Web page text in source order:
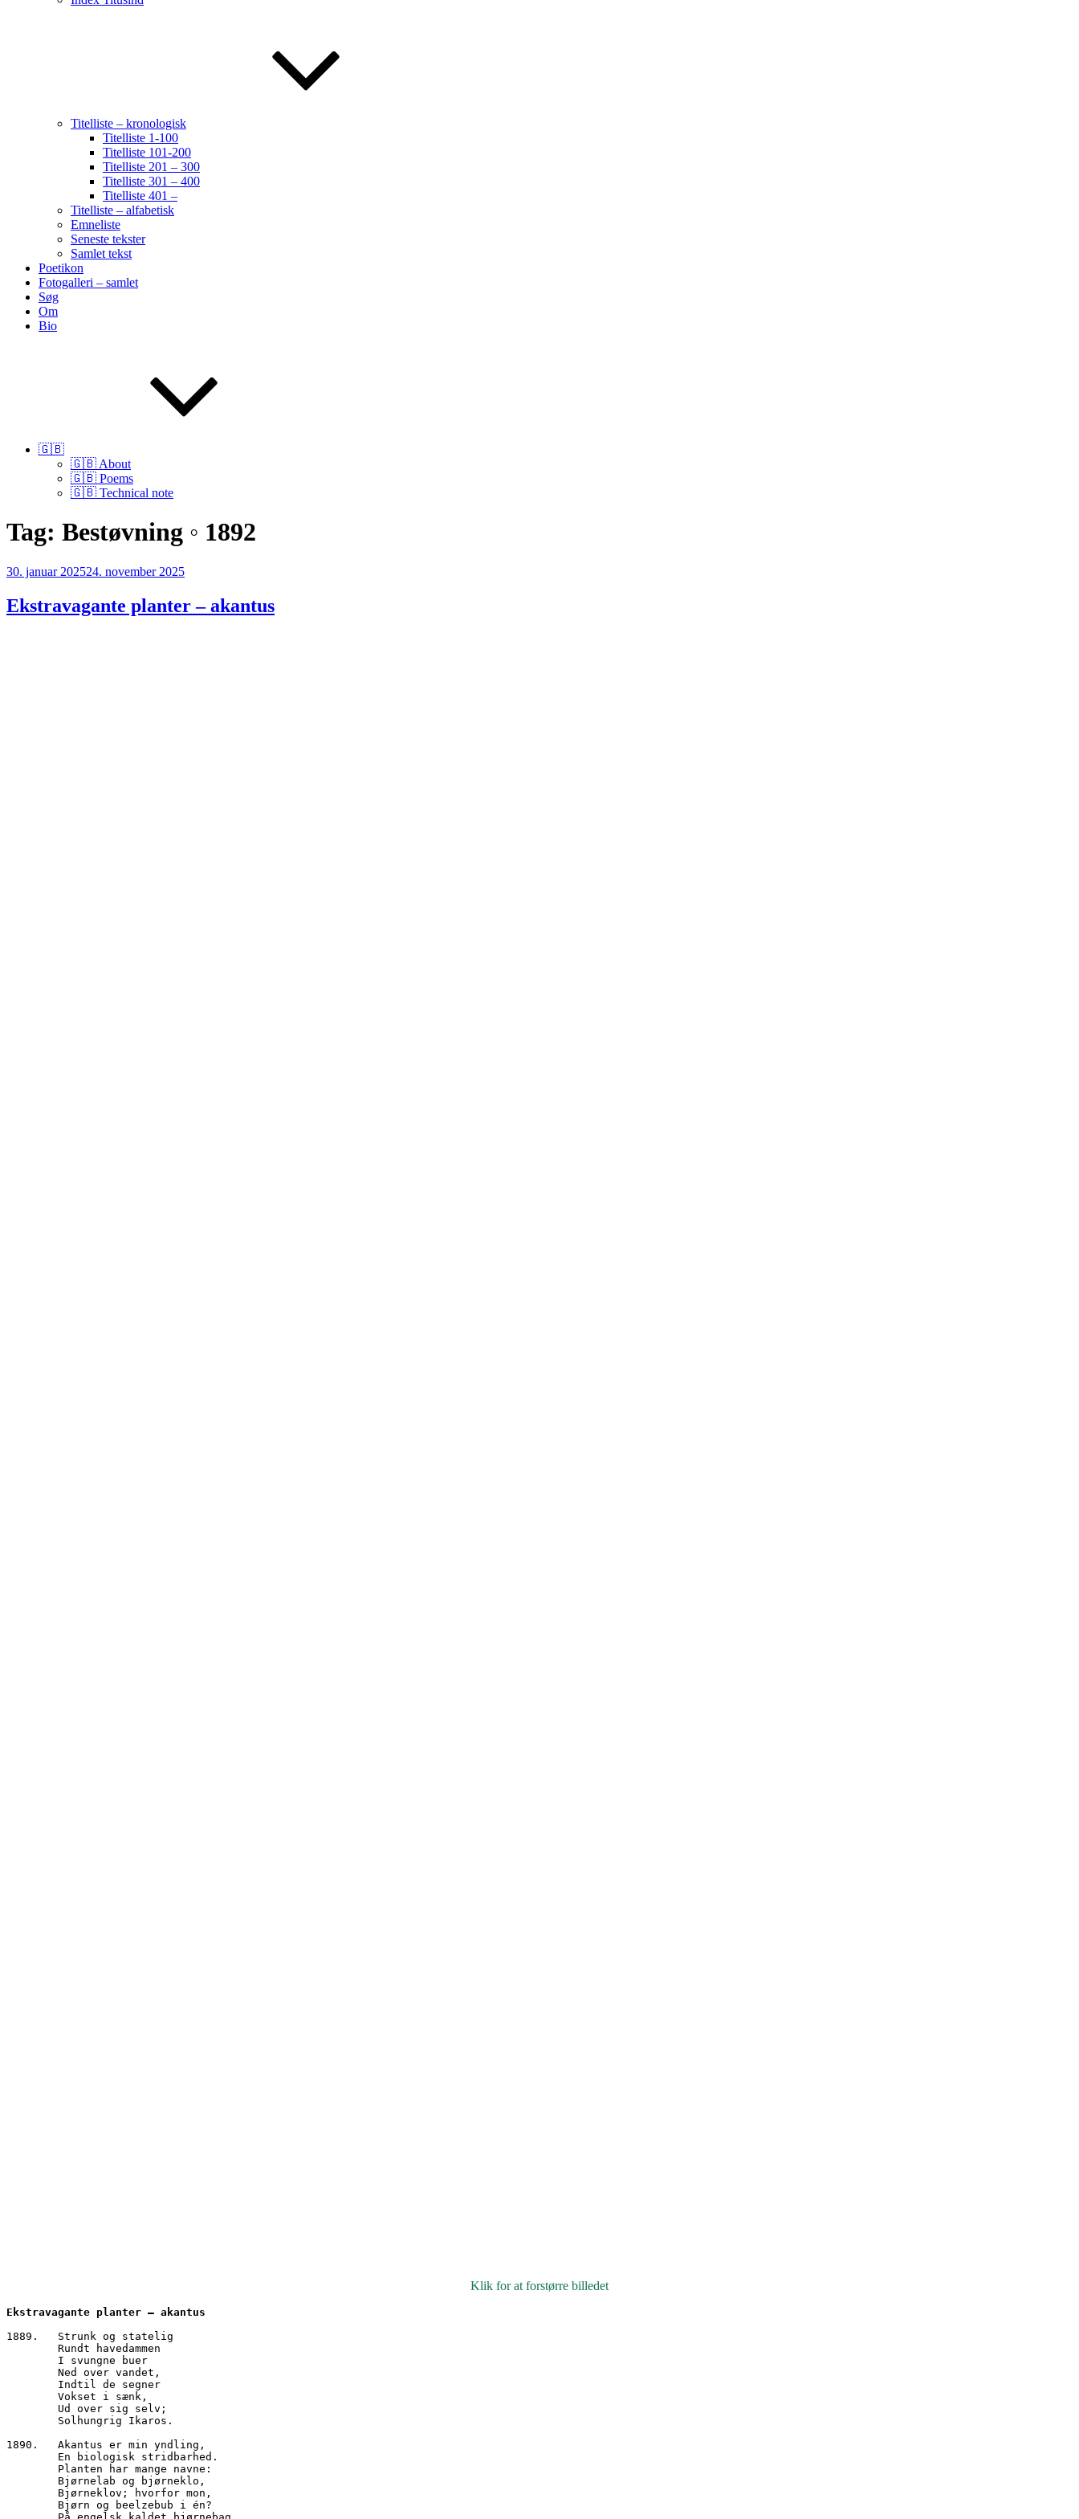
Titelliste – kronologisk
Titelliste 1-100
Titelliste 101-200
Titelliste 201 – 300
Titelliste 301 – 400
Titelliste 401 –
Titelliste – alfabetisk
Emneliste
Seneste tekster
Samlet tekst
Poetikon
Fotogalleri – samlet
Søg
Om
Bio
🇬🇧
🇬🇧 About
🇬🇧 Poems
🇬🇧 Technical note
Tag: Bestøvning ◦ 1892
Udgivet
30. januar 202524. november 2025
Ekstravagante planter – akantus
Klik for at forstørre billedet
Ekstravagante planter – akantus
1889.	Strunk og statelig
        Rundt havedammen
        I svungne buer
        Ned over vandet,
        Indtil de segner
        Vokset i sænk,
        Ud over sig selv;
        Solhungrig Ikaros.
1890.	Akantus er min yndling,
        En biologisk stridbarhed.
        Planten har mange navne:
        Bjørnelab og bjørneklo,
        Bjørneklov; hvorfor mon,
        Bjørn og beelzebub i én?